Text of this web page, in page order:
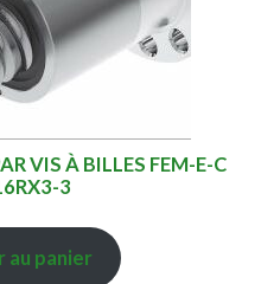
VIS À BILLES FEM-E-C
3
au panier